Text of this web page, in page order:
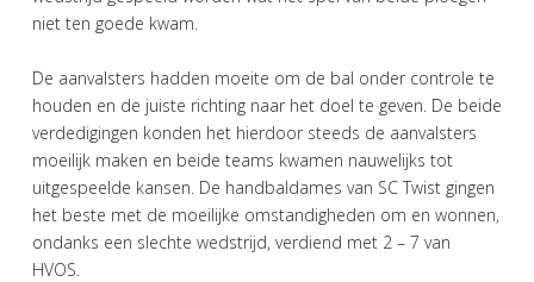
niet ten goede kwam.
De aanvalsters hadden moeite om de bal onder controle te
houden en de juiste richting naar het doel te geven. De beide
verdedigingen konden het hierdoor steeds de aanvalsters
moeilijk maken en beide teams kwamen nauwelijks tot
uitgespeelde kansen. De handbaldames van SC Twist gingen
het beste met de moeilijke omstandigheden om en wonnen,
ondanks een slechte wedstrijd, verdiend met 2 – 7 van
HVOS.